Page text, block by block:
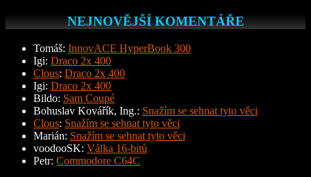
NEJNOVĚJŠÍ KOMENTÁŘE
Tomáš: InnovACE HyperBook 300
Igi: Draco 2x 400
Clous: Draco 2x 400
Igi: Draco 2x 400
Bildo: Sam Coupé
Bohuslav Kovářík, Ing.: Snažím se sehnat tyto věci
Clous: Snažím se sehnat tyto věci
Marián: Snažím se sehnat tyto věci
voodooSK: Válka 16-bitů
Petr: Commodore C64C